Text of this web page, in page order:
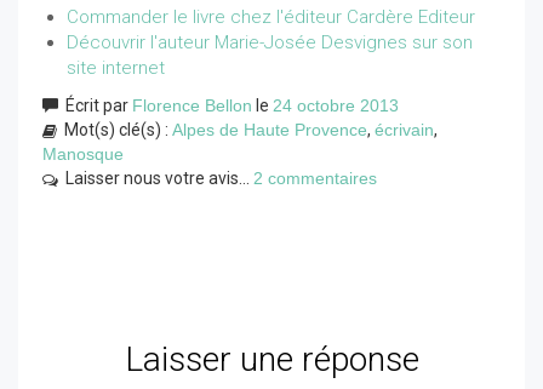
Commander le livre chez l'éditeur Cardère Editeur
Découvrir l'auteur Marie-Josée Desvignes sur son
site internet
Écrit par Florence Bellon le 24 octobre 2013
Mot(s) clé(s) : Alpes de Haute Provence, écrivain,
Manosque
Laisser nous votre avis... 2 commentaires
Laisser une réponse